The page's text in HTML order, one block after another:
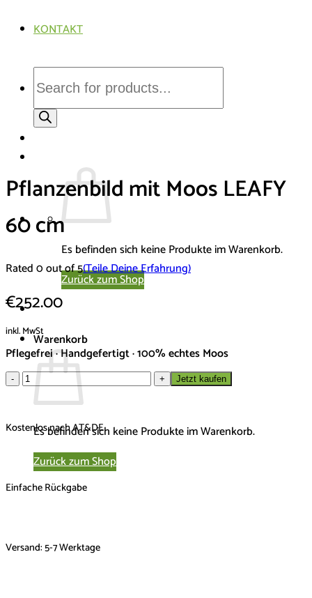
KONTAKT
search
Es befinden sich keine Produkte im Warenkorb.
Zurück zum Shop
Warenkorb
Es befinden sich keine Produkte im Warenkorb.
Zurück zum Shop
Pflanzenbild mit Moos LEAFY
60 cm
Rated 0 out of 5(Teile Deine Erfahrung)
€252.00
inkl. MwSt
Pflegefrei · Handgefertigt · 100% echtes Moos
Pflanzenbild
mit
LEAFY
60
cm
Menge
Jetzt kaufen
Kostenlos nach AT&DE
Einfache Rückgabe
Versand: 5-7 Werktage